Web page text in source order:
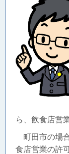
ら、飲食店営
町田市の場
食店営業の許